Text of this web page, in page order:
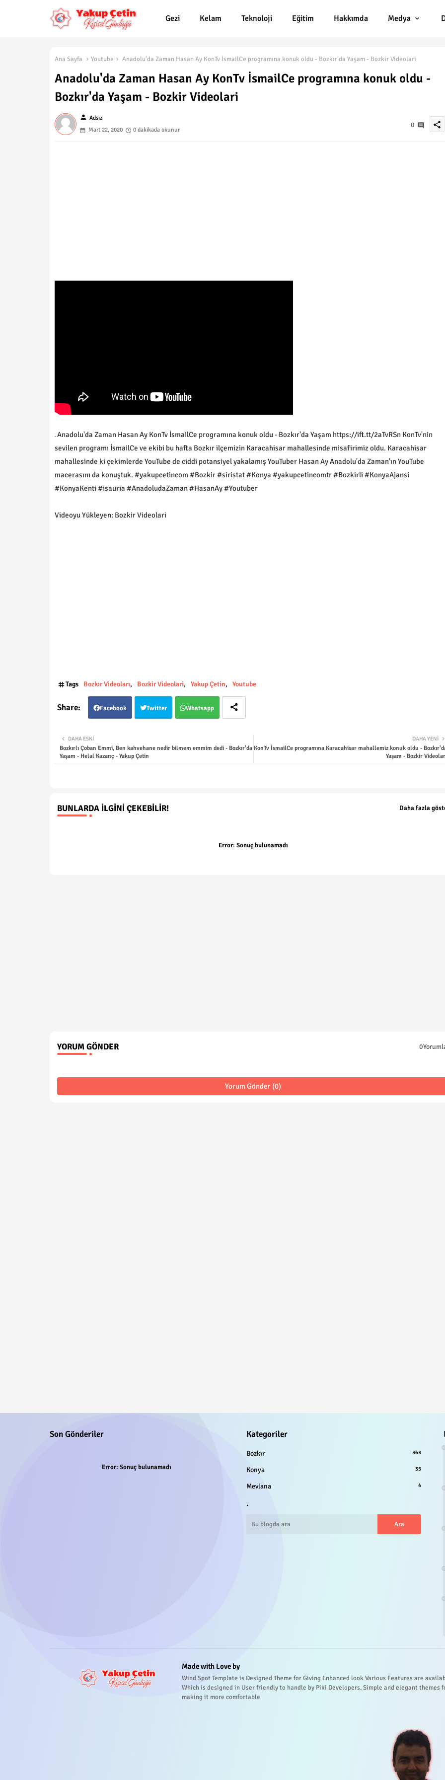
Gezi Kelam Teknoloji Eğitim Hakkımda Medya
Ana Sayfa Youtube Anadolu'da Zaman Hasan Ay KonTv İsmailCe programına konuk oldu - Bozkır'da Yaşam - Bozkir Videolari
Anadolu'da Zaman Hasan Ay KonTv İsmailCe programına konuk oldu -
Bozkır'da Yaşam - Bozkir Videolari
person Adsız
Mart 22, 2020
0 dakikada okunur
0 share
Anadolu'da Zaman Hasan Ay KonTv İsmailCe programına konuk oldu - Bozkır'da Yaşam https://ift.tt/2aTvRSn KonTv'nin
sevilen programı İsmailCe ve ekibi bu hafta Bozkır ilçemizin Karacahisar mahallesinde misafirimiz oldu. Karacahisar
mahallesinde ki çekimlerde YouTube de ciddi potansiyel yakalamış YouTuber Hasan Ay Anadolu'da Zaman'ın YouTube
macerasını da konuştuk. #yakupcetincom #Bozkir #siristat #Konya #yakupcetincomtr #Bozkirli #KonyaAjansi
#KonyaKenti #isauria #AnadoludaZaman #HasanAy #Youtuber
Videoyu Yükleyen: Bozkir Videolari
Tags Bozkır Videoları Bozkir Videolari Yakup Çetin Youtube
Facebook Twitter Whatsapp
DAHA YENI
KonTv İsmailCe programına Karacahisar mahallemiz konuk oldu -
Yaşam - Bozkir
DAHA ESKI
Bozkırlı Çoban Emmi, Ben kahvehane nedir bilmem emmim dedi - Bozkır'da
Yaşam - Helal Kazanç - Yakup Çetin
BUNLARDA İLGINI ÇEKEBILIR! Daha fazla
Error: Sonuç bulunamadı
YORUM GÖNDER
Yorum Gönder (0)
Son Gönderiler
Error: Sonuç bulunamadı
Kategoriler
Bozkır 363
Konya 35
Mevlana 4
.
Made with Love by
Wind Spot Template is Designed Theme for Giving Enhanced look Various Features are
Which is designed in User friendly to handle by Piki Developers. Simple and elegant themes
making it more comfortable